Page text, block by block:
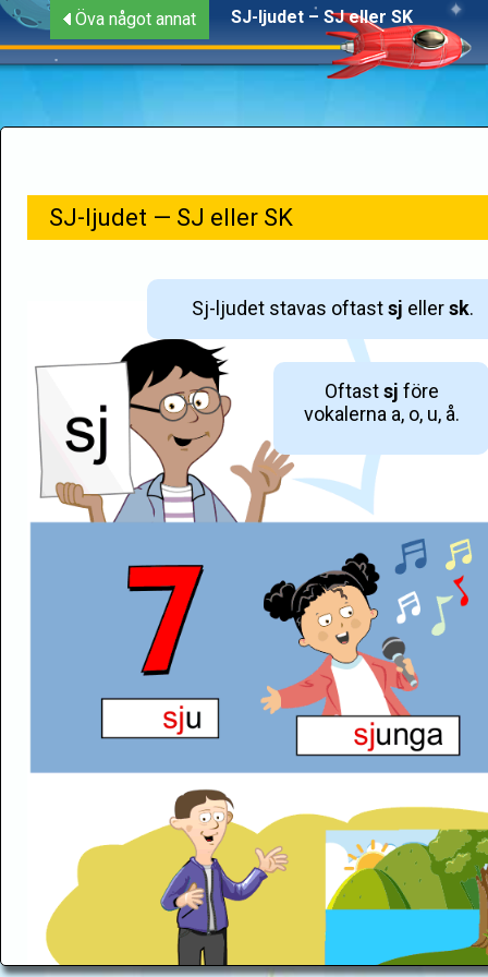
Öva något annat SJ-ljudet – SJ eller SK
SJ-ljudet — SJ eller SK
Sj-ljudet stavas oftastsj ellersk.
Oftastsj före
vokalerna a, o, u, å.